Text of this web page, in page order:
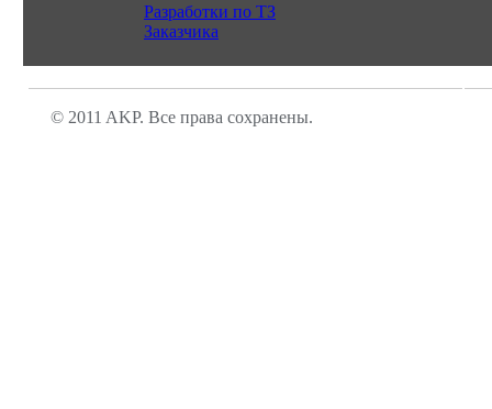
Разработки по ТЗ
Заказчика
© 2011 AKP. Все права сохранены.